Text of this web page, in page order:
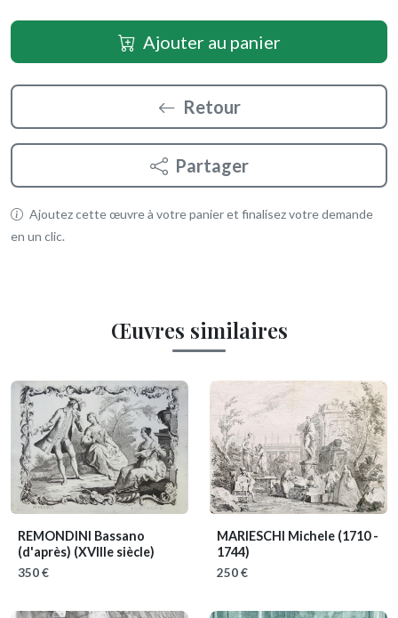
Ajouter au panier
Retour
Partager
Ajoutez cette œuvre à votre panier et finalisez votre demande
en un clic.
Œuvres similaires
REMONDINI Bassano
(d'après) (XVIIIe siècle)
350 €
MARIESCHI Michele (1710 -
1744)
250 €